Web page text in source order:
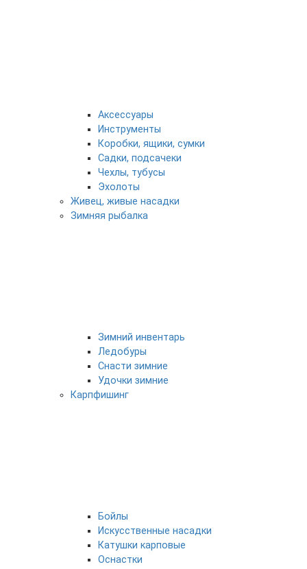
Аксессуары
Инструменты
Коробки, ящики, сумки
Садки, подсачеки
Чехлы, тубусы
Эхолоты
Живец, живые насадки
Зимняя рыбалка
Зимний инвентарь
Ледобуры
Снасти зимние
Удочки зимние
Карпфишинг
Бойлы
Искусственные насадки
Катушки карповые
Оснастки